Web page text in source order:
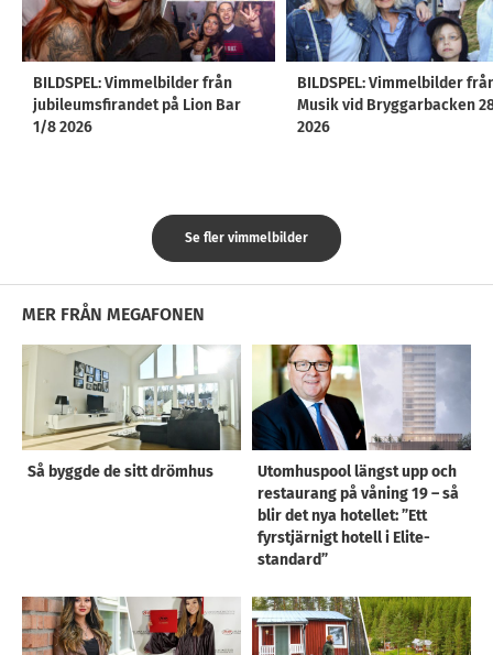
BILDSPEL: Vimmelbilder från
jubileumsfirandet på Lion Bar
1/8 2026
BILDSPEL: Vimmelbilder
Musik vid Bryggarbacken
2026
Se fler vimmelbilder
MER FRÅN MEGAFONEN
Så byggde de sitt drömhus
Utomhuspool längst upp och
restaurang på våning 19 – så
blir det nya hotellet: ”Ett
fyrstjärnigt hotell i Elite-
standard”